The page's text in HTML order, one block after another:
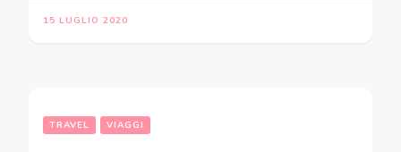
15 LUGLIO 2020
TRAVEL VIAGGI